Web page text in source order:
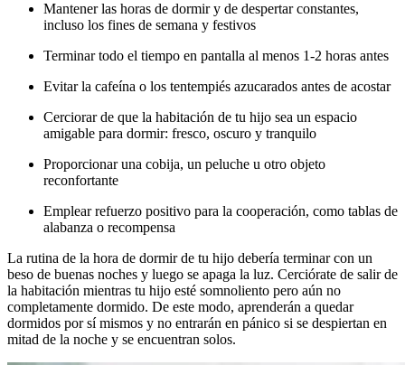
Mantener las horas de dormir y de despertar constantes,
incluso los fines de semana y festivos
Terminar todo el tiempo en pantalla al menos 1-2 horas antes
Evitar la cafeína o los tentempiés azucarados antes de acostar
Cerciorar de que la habitación de tu hijo sea un espacio
amigable para dormir: fresco, oscuro y tranquilo
Proporcionar una cobija, un peluche u otro objeto
reconfortante
Emplear refuerzo positivo para la cooperación, como tablas de
alabanza o recompensa
La rutina de la hora de dormir de tu hijo debería terminar con un
beso de buenas noches y luego se apaga la luz. Cerciórate de salir de
la habitación mientras tu hijo esté somnoliento pero aún no
completamente dormido. De este modo, aprenderán a quedar
dormidos por sí mismos y no entrarán en pánico si se despiertan en
mitad de la noche y se encuentran solos.